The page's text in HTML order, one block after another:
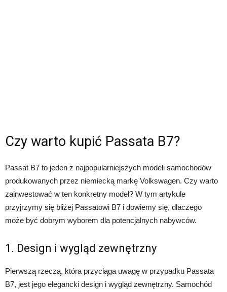
Czy warto kupić Passata B7?
Passat B7 to jeden z najpopularniejszych modeli samochodów
produkowanych przez niemiecką markę Volkswagen. Czy warto
zainwestować w ten konkretny model? W tym artykule
przyjrzymy się bliżej Passatowi B7 i dowiemy się, dlaczego
może być dobrym wyborem dla potencjalnych nabywców.
1. Design i wygląd zewnętrzny
Pierwszą rzeczą, która przyciąga uwagę w przypadku Passata
B7, jest jego elegancki design i wygląd zewnętrzny. Samochód